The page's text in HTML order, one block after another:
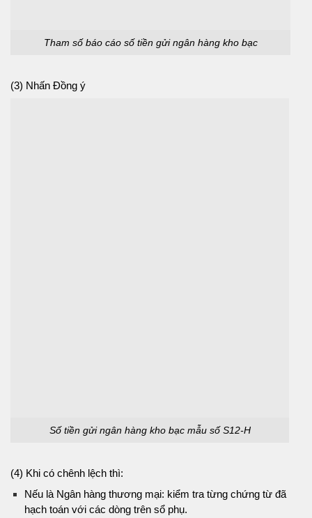
Tham số báo cáo số tiền gửi ngân hàng kho bạc
(3) Nhấn Đồng ý
Số tiền gửi ngân hàng kho bạc mẫu số S12-H
(4) Khi có chênh lệch thì:
Nếu là Ngân hàng thương mại: kiểm tra từng chứng từ đã
hạch toán với các dòng trên sổ phụ.